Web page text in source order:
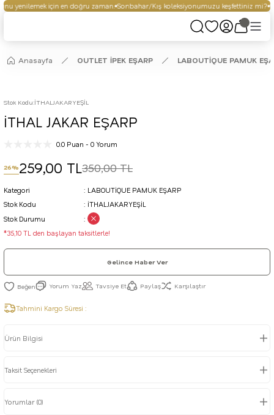
yenilemek için en doğru zaman. Sonbahar/Kış koleksiyonumuzu keşfettiniz mi?
Anasayfa OUTLET İPEK EŞARP LABOUTİQUE PAMUK
Stok Kodu:İTHALJAKARYEŞİL
İTHAL JAKAR EŞARP
0.0 Puan - 0 Yorum
26%259,00 TL350,00 TL
Kategori
LABOUTİQUE PAMUK EŞARP
Stok Kodu
İTHALJAKARYEŞİL
Stok Durumu
*35,10 TL den başlayan taksitlerle!
Gelince Haber Ver
Yorum Yaz Tavsiye Et Paylaş Karşılaştır
Tahmini Kargo Süresi :
Ürün Bilgisi
Taksit Seçenekleri
Yorumlar (0)